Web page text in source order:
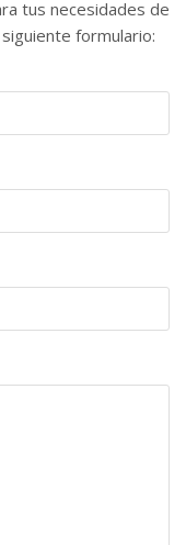
tus necesidades de
formulario: